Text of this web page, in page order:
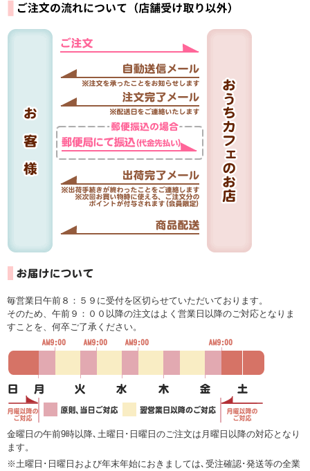
毎営業日午前８：５９に受付を区切らせていただいております。
そのため、午前９：００以降の注文はよく営業日以降のご対応となりま
すことを、何卒ご了承ください。
金曜日の午前9時以降､土曜日･日曜日のご注文は月曜日以降の対応となり
ます。
※土曜日･日曜日および年末年始におきましては､受注確認･発送等の全業